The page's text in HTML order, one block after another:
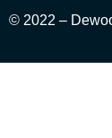
© 2022 –